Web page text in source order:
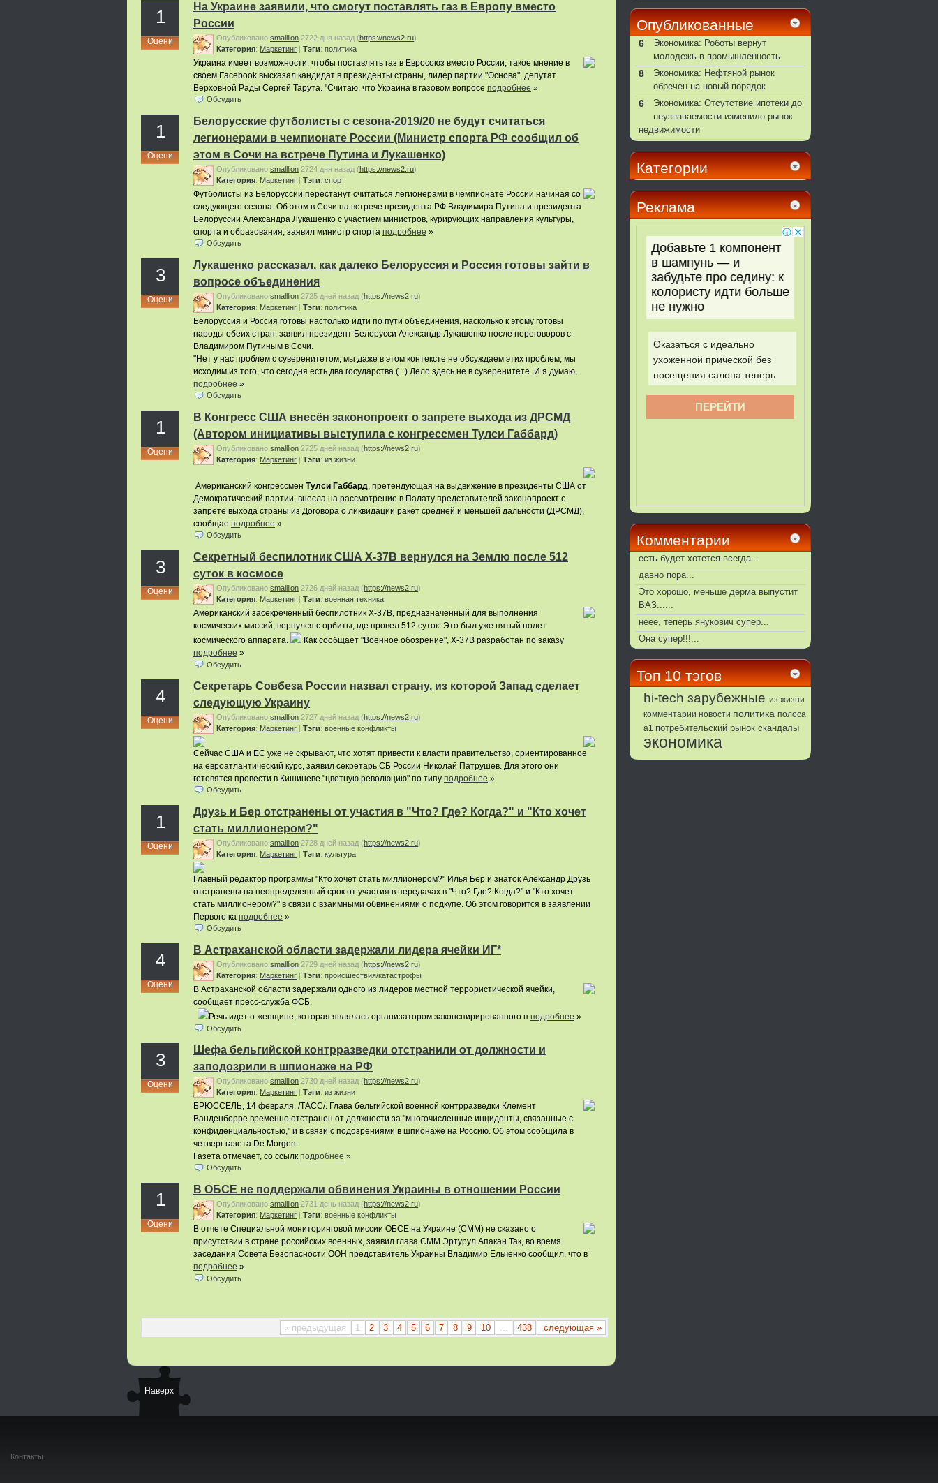
1
Оцени
На Украине заявили, что смогут поставлять газ в Европу вместо
России
Опубликовано smalllion 2722 дня назад (https://news2.ru)
Категория: Маркетинг | Тэги: политика
Украина имеет возможности, чтобы поставлять газ в Евросоюз вместо России, такое мнение в
своем Facebook высказал кандидат в президенты страны, лидер партии "Основа", депутат
Верховной Рады Сергей Тарута. "Считаю, что Украина в газовом вопросе подробнее »
Обсудить
1
Оцени
Белорусские футболисты с сезона-2019/20 не будут считаться
легионерами в чемпионате России (Министр спорта РФ сообщил об
этом в Сочи на встрече Путина и Лукашенко)
Опубликовано smalllion 2724 дня назад (https://news2.ru)
Категория: Маркетинг | Тэги: спорт
Футболисты из Белоруссии перестанут считаться легионерами в чемпионате России начиная со
следующего сезона. Об этом в Сочи на встрече президента РФ Владимира Путина и президента
Белоруссии Александра Лукашенко с участием министров, курирующих направления культуры,
спорта и образования, заявил министр спорта подробнее »
Обсудить
3
Оцени
Лукашенко рассказал, как далеко Белоруссия и Россия готовы зайти в
вопросе объединения
Опубликовано smalllion 2725 дней назад (https://news2.ru)
Категория: Маркетинг | Тэги: политика
Белоруссия и Россия готовы настолько идти по пути объединения, насколько к этому готовы
народы обеих стран, заявил президент Белорусси Александр Лукашенко после переговоров с
Владимиром Путиным в Сочи.
"Нет у нас проблем с суверенитетом, мы даже в этом контексте не обсуждаем этих проблем, мы
исходим из того, что сегодня есть два государства (...) Дело здесь не в суверенитете. И я думаю,
подробнее »
Обсудить
1
Оцени
В Конгресс США внесён законопроект о запрете выхода из ДРСМД
(Автором инициативы выступила с конгрессмен Тулси Габбард)
Опубликовано smalllion 2725 дней назад (https://news2.ru)
Категория: Маркетинг | Тэги: из жизни
Американский конгрессмен Тулси Габбард, претендующая на выдвижение в президенты США от
Демократический партии, внесла на рассмотрение в Палату представителей законопроект о
запрете выхода страны из Договора о ликвидации ракет средней и меньшей дальности (ДРСМД),
сообщае подробнее »
Обсудить
3
Оцени
Секретный беспилотник США Х-37B вернулся на Землю после 512
суток в космосе
Опубликовано smalllion 2726 дней назад (https://news2.ru)
Категория: Маркетинг | Тэги: военная техника
Американский засекреченный беспилотник Х-37B, предназначенный для выполнения
космических миссий, вернулся с орбиты, где провел 512 суток. Это был уже пятый полет
космического аппарата.
Как сообщает "Военное обозрение", Х-37B разработан по заказу
подробнее »
Обсудить
4
Оцени
Секретарь Совбеза России назвал страну, из которой Запад сделает
следующую Украину
Опубликовано smalllion 2727 дней назад (https://news2.ru)
Категория: Маркетинг | Тэги: военные конфликты
Сейчас США и ЕС уже не скрывают, что хотят привести к власти правительство, ориентированное
на евроатлантический курс, заявил секретарь СБ России Николай Патрушев. Для этого они
готовятся провести в Кишиневе "цветную революцию" по типу подробнее »
Обсудить
1
Оцени
Друзь и Бер отстранены от участия в "Что? Где? Когда?" и "Кто хочет
стать миллионером?"
Опубликовано smalllion 2728 дней назад (https://news2.ru)
Категория: Маркетинг | Тэги: культура
Главный редактор программы "Кто хочет стать миллионером?" Илья Бер и знаток Александр Друзь
отстранены на неопределенный срок от участия в передачах в "Что? Где? Когда?" и "Кто хочет
стать миллионером?" в связи с взаимными обвинениями о подкупе. Об этом говорится в заявлении
Первого ка подробнее »
Обсудить
4
Оцени
В Астраханской области задержали лидера ячейки ИГ*
Опубликовано smalllion 2729 дней назад (https://news2.ru)
Категория: Маркетинг | Тэги: происшествия/катастрофы
В Астраханской области задержали одного из лидеров местной террористической ячейки,
сообщает пресс-служба ФСБ.
Речь идет о женщине, которая являлась организатором законспирированного п подробнее »
Обсудить
3
Оцени
Шефа бельгийской контрразведки отстранили от должности и
заподозрили в шпионаже на РФ
Опубликовано smalllion 2730 дней назад (https://news2.ru)
Категория: Маркетинг | Тэги: из жизни
БРЮССЕЛЬ, 14 февраля. /ТАСС/. Глава бельгийской военной контрразведки Клемент
Ванденборре временно отстранен от должности за "многочисленные инциденты, связанные с
конфиденциальностью," и в связи с подозрениями в шпионаже на Россию. Об этом сообщила в
четверг газета De Morgen.
Газета отмечает, со ссылк подробнее »
Обсудить
1
Оцени
В ОБСЕ не поддержали обвинения Украины в отношении России
Опубликовано smalllion 2731 день назад (https://news2.ru)
Категория: Маркетинг | Тэги: военные конфликты
В отчете Специальной мониторинговой миссии ОБСЕ на Украине (СММ) не сказано о
присутствии в стране российских военных, заявил глава СММ Эртурул Апакан.Так, во время
заседания Совета Безопасности ООН представитель Украины Владимир Ельченко сообщил, что в
подробнее »
Обсудить
« предыдущая 1 2 3 4 5 6 7 8 9 10 ... 438 следующая »
Опубликованные
6
Экономика: Роботы вернут
молодежь в промышленность
8
Экономика: Нефтяной рынок
обречен на новый порядок
6
Экономика: Отсутствие ипотеки до
неузнаваемости изменило рынок
недвижимости
Категории
Реклама
Комментарии
есть будет хотется всегда...
давно пора...
Это хорошо, меньше дерма выпустит
ВАЗ......
неее, теперь янукович супер...
Она супер!!!...
Топ 10 тэгов
hi-tech зарубежные из жизни
комментарии новости политика полоса
а1 потребительский рынок скандалы
экономика
Наверх
Контакты